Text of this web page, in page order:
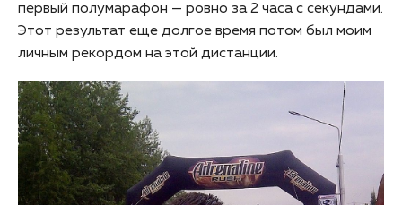
первый полумарафон — ровно за 2 часа с секундами.
Этот результат еще долгое время потом был моим
личным рекордом на этой дистанции.